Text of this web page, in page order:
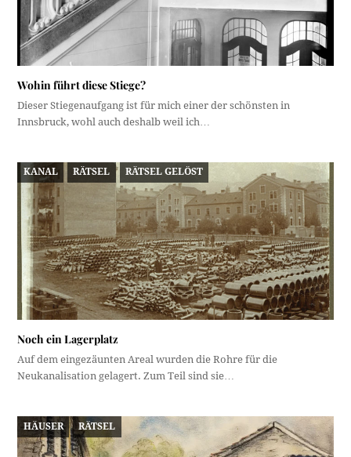
Wohin führt diese Stiege?
Dieser Stiegenaufgang ist für mich einer der schönsten in
Innsbruck, wohl auch deshalb weil ich…
KANAL RÄTSEL RÄTSEL GELÖST
Noch ein Lagerplatz
Auf dem eingezäunten Areal wurden die Rohre für die
Neukanalisation gelagert. Zum Teil sind sie…
HÄUSER RÄTSEL